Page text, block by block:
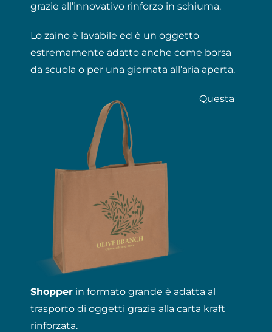
grazie all’innovativo rinforzo in schiuma.
Lo zaino è lavabile ed è un oggetto
estremamente adatto anche come borsa
da scuola o per una giornata all’aria aperta.
Questa
Shopper in formato grande è adatta al
trasporto di oggetti grazie alla carta kraft
rinforzata.